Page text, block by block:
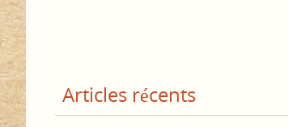
Articles récents